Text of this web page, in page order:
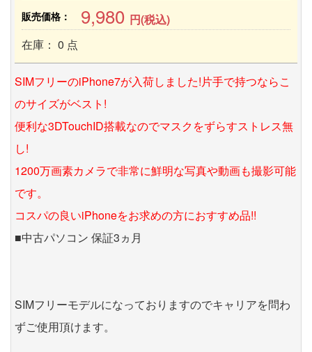
販売価格： 9,980 円(税込)
在庫： 0 点
SIMフリーのiPhone7が入荷しました!片手で持つならこ
のサイズがベスト!
便利な3DTouchID搭載なのでマスクをずらすストレス無
し!
1200万画素カメラで非常に鮮明な写真や動画も撮影可能
です。
コスパの良いiPhoneをお求めの方におすすめ品!!
■中古パソコン 保証3ヵ月
SIMフリーモデルになっておりますのでキャリアを問わ
ずご使用頂けます。